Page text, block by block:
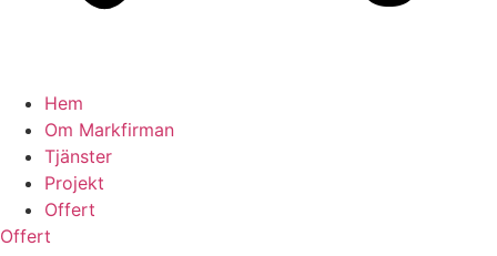
Hem
Om Markfirman
Tjänster
Projekt
Offert
Offert